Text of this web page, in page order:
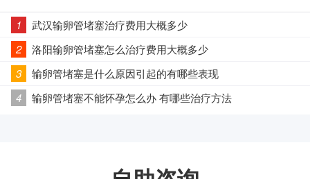
1
武汉输卵管堵塞治疗费用大概多少
2
洛阳输卵管堵塞怎么治疗费用大概多少
3
输卵管堵塞是什么原因引起的有哪些表现
4
输卵管堵塞不能怀孕怎么办 有哪些治疗方法